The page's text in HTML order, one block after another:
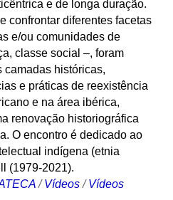
e de longa duração.
confrontar diferentes facetas
e/ou comunidades de
classe social –, foram
camadas históricas,
e práticas de reexistência
e na área ibérica,
renovação historiográfica
O encontro é dedicado ao
indígena (etnia
(1979-2021).
/Vídeos /Vídeos